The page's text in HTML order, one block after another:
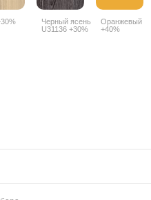
Черный ясень
U31136 +30%
Оранжевый
+40%